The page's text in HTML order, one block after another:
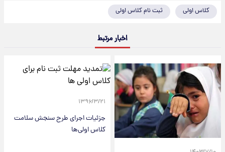
کلاس اولی ثبت نام کلاس اولی
اخبار مرتبط
۱۳۹۶/۳/۲۱
جزئیات اجرای طرح سنجش سلامت
کلاس اولی‌ها